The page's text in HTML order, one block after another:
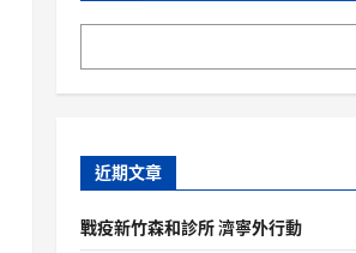
近期文章
戰疫新竹森和診所 濟寧外行動